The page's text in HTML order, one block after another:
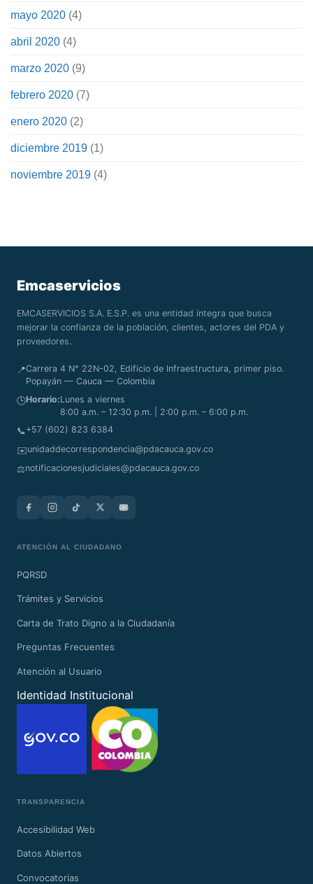
mayo 2020 (4)
abril 2020 (4)
marzo 2020 (9)
febrero 2020 (7)
enero 2020 (2)
diciembre 2019 (1)
noviembre 2019 (4)
Emcaservicios
EMCASERVICIOS S.A. E.S.P. es una entidad íntegra que busca
mejorar la confianza de la población, clientes, actores del PDA y
proveedores.
📍Carrera 4 N° 22N-02, Edificio de Infraestructura, primer piso.
Popayán — Cauca — Colombia
🕒Horario:Lunes a viernes
8:00 a.m. – 12:30 p.m. | 2:00 p.m. – 6:00 p.m.
📞+57 (602) 823 6384
✉️unidaddecorrespondencia@pdacauca.gov.co
⚖️notificacionesjudiciales@pdacauca.gov.co
ATENCIÓN AL CIUDADANO
PQRSD
Trámites y Servicios
Carta de Trato Digno a la Ciudadanía
Preguntas Frecuentes
Atención al Usuario
Identidad Institucional
TRANSPARENCIA
Accesibilidad Web
Datos Abiertos
Convocatorias